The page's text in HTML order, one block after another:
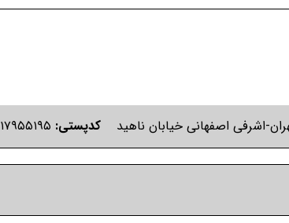
اشرفی اصفهانی خیابان ناهید کدپستی: